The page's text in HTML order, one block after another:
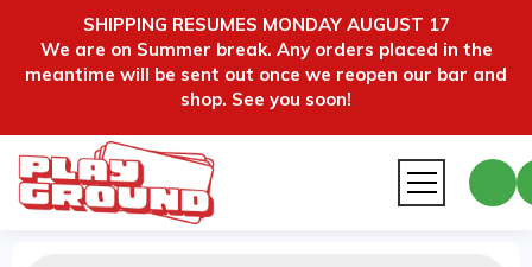
SHIPPING RESUMES MONDAY AUGUST 17
We are on Summer break. Any orders placed in the
meantime will be sent out once we reopen our bar and
shop. See you soon!